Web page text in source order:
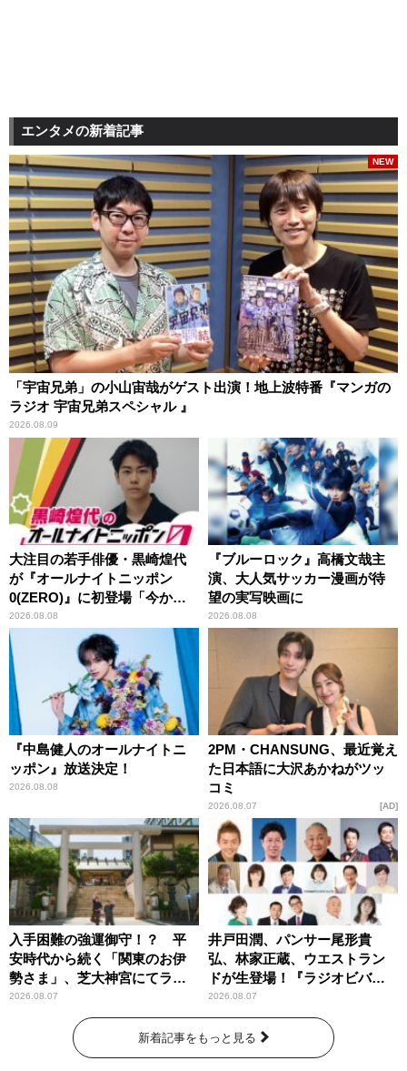
エンタメの新着記事
「宇宙兄弟」の小山宙哉がゲスト出演！地上波特番『マンガの
ラジオ 宇宙兄弟スペシャル 』
2026.08.09
NEW
大注目の若手俳優・黒崎煌代
が『オールナイトニッポン
0(ZERO)』に初登場「今から
とてもワクワクしておりま
す！」
2026.08.08
『ブルーロック』高橋文哉主
演、大人気サッカー漫画が待
望の実写映画に
2026.08.08
『中島健人のオールナイトニ
ッポン』放送決定！
2026.08.08
2PM・CHANSUNG、最近覚え
た日本語に大沢あかねがツッ
コミ
2026.08.07 AD
入手困難の強運御守！？ 平
安時代から続く「関東のお伊
勢さま」、芝大神宮にてラン
パンプスが合格祈願！
2026.08.07
井戸田潤、パンサー尾形貴
弘、林家正蔵、ウエストラン
ドが生登場！『ラジオビバリ
ー昼ズ』
2026.08.07
新着記事をもっと見る